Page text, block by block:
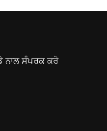
ਨਾਲ ਸੰਪਰਕ ਕਰੋ